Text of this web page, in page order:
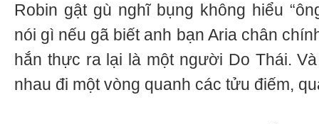
Robin gật gù nghĩ bụng không hiểu
nói gì nếu gã biết anh bạn Aria chân
hắn thực ra lại là một người Do Thái.
nhau đi một vòng quanh các tửu điếm,